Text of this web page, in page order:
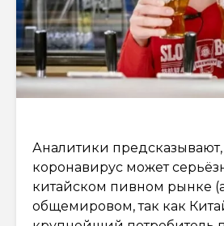
Аналитики предсказывают,
коронавирус может
китайском пивном рынке
общемировом, так как